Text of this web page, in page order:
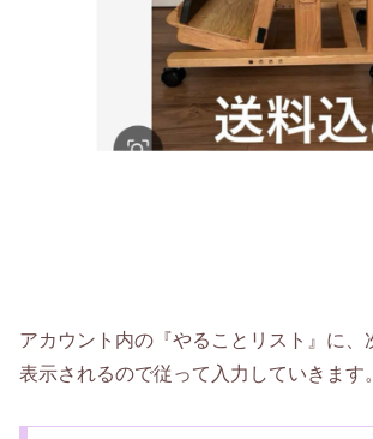
アカウント内の『やることリスト』に、
表示されるので従って入力していきます。